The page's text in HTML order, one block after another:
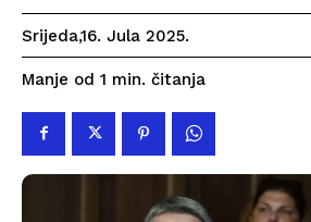
Srijeda,16. Jula 2025.
Manje od 1 min. čitanja